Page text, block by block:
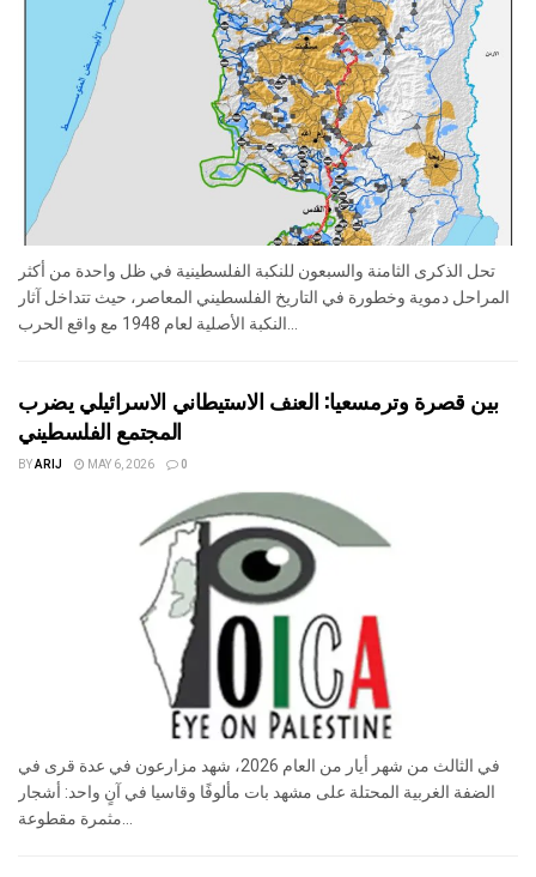
تحل الذكرى الثامنة والسبعون للنكبة الفلسطينية في ظل واحدة من أكثر
المراحل دموية وخطورة في التاريخ الفلسطيني المعاصر، حيث تتداخل آثار
بين قصرة وترمسعيا: العنف الاستيطاني الاسرائيلي يضرب
المجتمع الفلسطيني
BYARIJ MAY 6, 2026 0
في الثالث من شهر أيار من العام 2026، شهد مزارعون في عدة قرى في
الضفة الغربية المحتلة على مشهد بات مألوفًا وقاسيا في آنٍ واحد: أشجار